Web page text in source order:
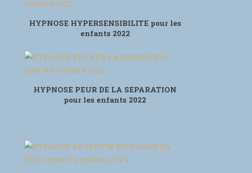
HYPNOSE HYPERSENSIBILITE pour les
enfants 2022
HYPNOSE PEUR DE LA SEPARATION
pour les enfants 2022